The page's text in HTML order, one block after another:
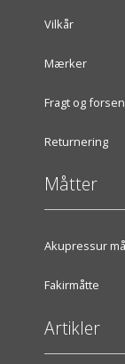
Vilkår
Mærker
Fragt og
Returnering
Måtter
Akupressur
Fakirmåtte
Artikler